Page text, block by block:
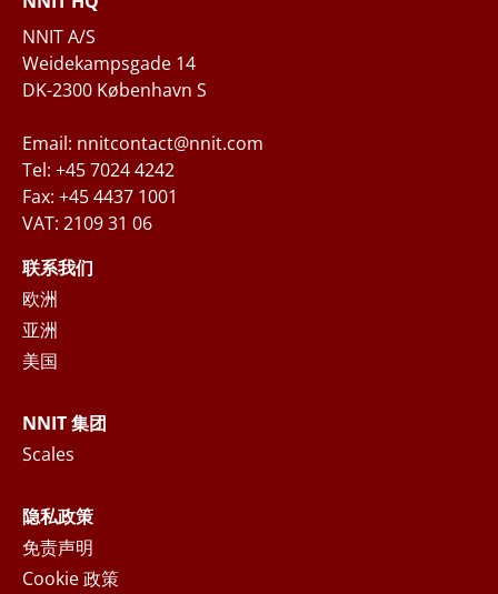
您的业务需求
当您通过填写以上信息来咨询相关业务时，NNIT
将根据隐私声明处理收集到的个人数据，您可以
在隐私声明
NNIT A/S
Weidekampsgade 14
DK-2300 København S
Email: nnitcontact@nnit.com
Tel: +45 7024 4242
Fax: +45 4437 1001
VAT: 2109 31 06
联系我们
欧洲
亚洲
美国
NNIT 集团
Scales
隐私政策
免责声明
Cookie 政策